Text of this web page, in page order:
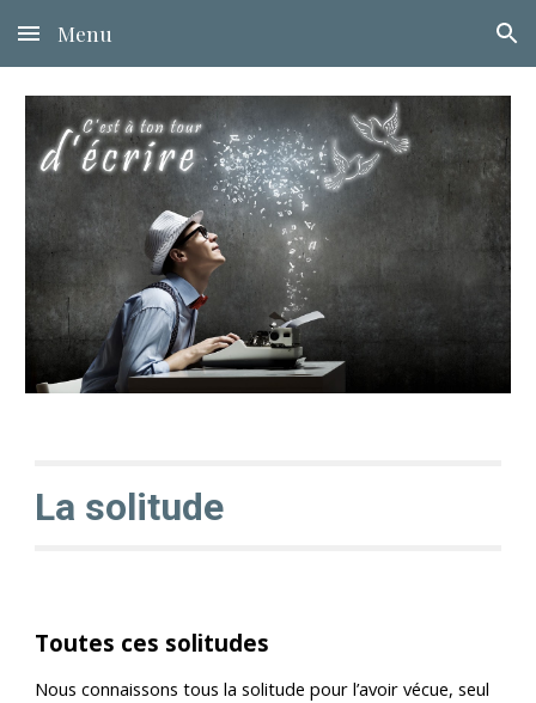
Skip to main content Skip to navigation
Menu
La solitude
Toutes ces solitudes
Nous connaissons tous la solitude pour l’avoir vécue, seul